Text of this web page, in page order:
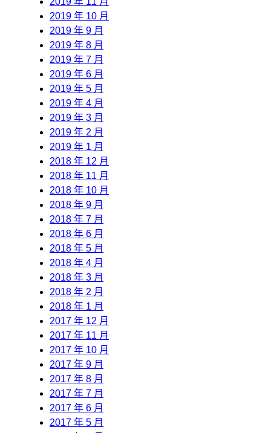
2019 年 10 月
2019 年 9 月
2019 年 8 月
2019 年 7 月
2019 年 6 月
2019 年 5 月
2019 年 4 月
2019 年 3 月
2019 年 2 月
2019 年 1 月
2018 年 12 月
2018 年 11 月
2018 年 10 月
2018 年 9 月
2018 年 7 月
2018 年 6 月
2018 年 5 月
2018 年 4 月
2018 年 3 月
2018 年 2 月
2018 年 1 月
2017 年 12 月
2017 年 11 月
2017 年 10 月
2017 年 9 月
2017 年 8 月
2017 年 7 月
2017 年 6 月
2017 年 5 月